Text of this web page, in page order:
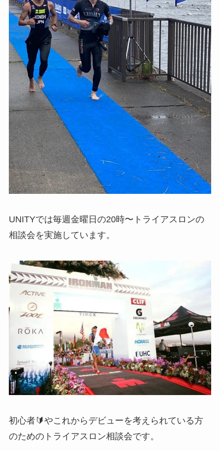
UNITYでは毎週金曜日の20時〜トライアスロンの
相談会を実施しています。
初心者🔰やこれからデビューを考えられている方
のためのトライアスロン相談会です。